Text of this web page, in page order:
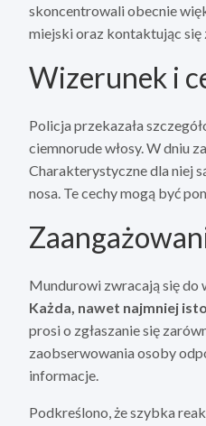
skoncentrowali obecnie
miejski oraz kontaktując się
Wizerunek i
Policja przekazała
ciemnorude włosy. W dniu
Charakterystyczne dla niej
nosa. Te cechy mogą być
Mundurowi zwracają się do
Każda, nawet najmniej
prosi o zgłaszanie się
zaobserwowania osoby
informacje.
Podkreślono, że szybka